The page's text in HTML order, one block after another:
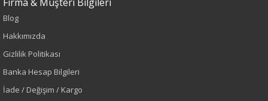
Sezon
İlkbahar-Yaz
Yetişkin
Blog
Hakkımızda
Gizlilik Politikası
Banka Hesap Bilgileri
İade / Değişim / Kargo